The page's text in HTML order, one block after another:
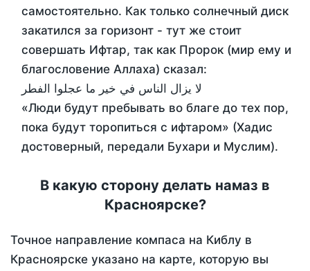
самостоятельно. Как только солнечный диск
закатился за горизонт - тут же стоит
совершать Ифтар, так как Пророк (мир ему и
благословение Аллаха) сказал:
لا يزال الناس في خير ما عجلوا الفطر
«Люди будут пребывать во благе до тех пор,
пока будут торопиться с ифтаром» (Хадис
достоверный, передали Бухари и Муслим).
В какую сторону делать намаз в
Красноярске?
Точное направление компаса на Киблу в
Красноярске указано на карте, которую вы